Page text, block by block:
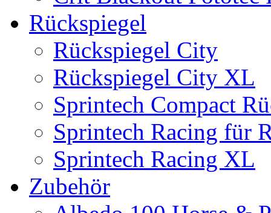
Rückspiegel
Rückspiegel City
Rückspiegel City XL
Sprintech Compact
Sprintech Racing für
Sprintech Racing XL
Zubehör